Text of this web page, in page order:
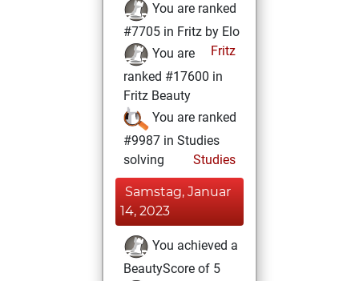
You are ranked
#7705 in Fritz by Elo
Fritz
You are
ranked #17600 in
Fritz Beauty
You are ranked
#9987 in Studies
solving
Studies
Samstag, Januar
14, 2023
You achieved a
BeautyScore of 5